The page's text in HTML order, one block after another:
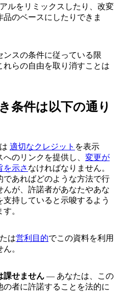
ルをリミックスしたり、改変
品のベースにしたりできま
ンスの条件に従っている限
れらの自由を取り消すことは
条件は以下の通り
適切なクレジット を表示
へのリンクを提供し、 変更が
を示さ なければなりません。
であればどのような方法で行
んが、許諾者があなたやあな
支持していると示唆するよう
。
は営利目的でこの資料を利用
。
課せません — あなたは、この
の者に許諾することを法的に